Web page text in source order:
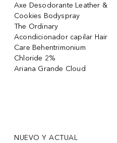
Axe Desodorante Leather &
Cookies Bodyspray
The Ordinary
Acondicionador capilar Hair
Care Behentrimonium
Chloride 2%
Ariana Grande Cloud
NUEVO Y ACTUAL